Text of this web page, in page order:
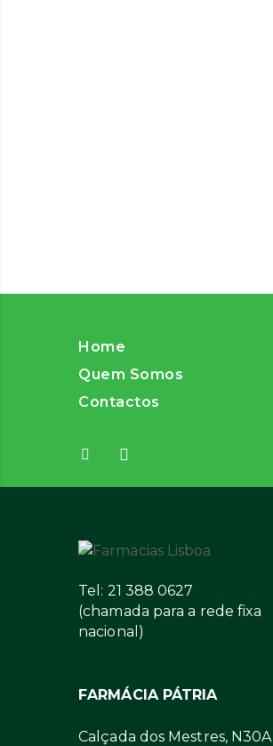
Home
Quem Somos
Contactos
Tel: 21 388 0627
(chamada para a rede fixa
nacional)
FARMÁCIA PÁTRIA
Calçada dos Mestres, N30A